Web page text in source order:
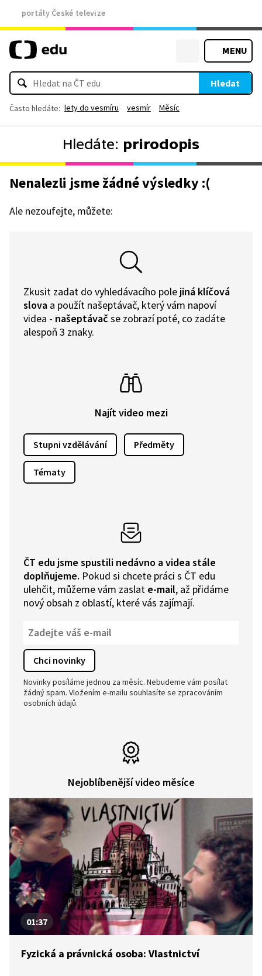
portály České televize
MENU
Hledat
Často hledáte: lety do vesmíru vesmír Měsíc
Hledáte: prirodopis
Nenalezli jsme žádné výsledky :(
Ale nezoufejte, můžete:
Zkusit zadat do vyhledávacího pole jiná klíčová
slova a použít našeptávač, který vám napoví
videa - našeptávač se zobrazí poté, co zadáte
alespoň 3 znaky.
Najít video mezi
Stupni vzdělávání Předměty
Tématy
ČT edu jsme spustili nedávno a videa stále
doplňujeme. Pokud si chcete práci s ČT edu
ulehčit, můžeme vám zaslat e-mail, až přidáme
nový obsah z oblastí, které vás zajímají.
Novinky posíláme jednou za měsíc. Nebudeme vám posílat
žádný spam. Vložením e-mailu souhlasíte se zpracováním
osobních údajů.
Nejoblíbenější video měsíce
01:37
Fyzická a právnická osoba: Vlastnictví